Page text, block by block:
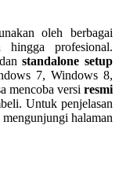
oleh berbagai
hingga profesional.
standalone setup
7, Windows 8,
mencoba versi resmi
Untuk penjelasan
halaman